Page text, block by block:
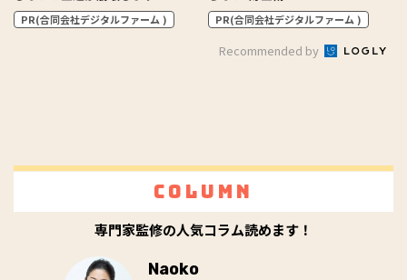
PR(合同会社デジタルファーム ) PR(合同会社デジタルファーム )
Recommended by
Column
専門家監修の人気コラム読めます！
Naoko